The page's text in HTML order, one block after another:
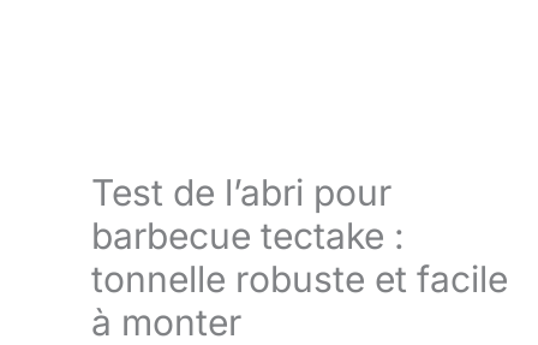
Test de l’abri pour
barbecue tectake :
tonnelle robuste et facile
à monter